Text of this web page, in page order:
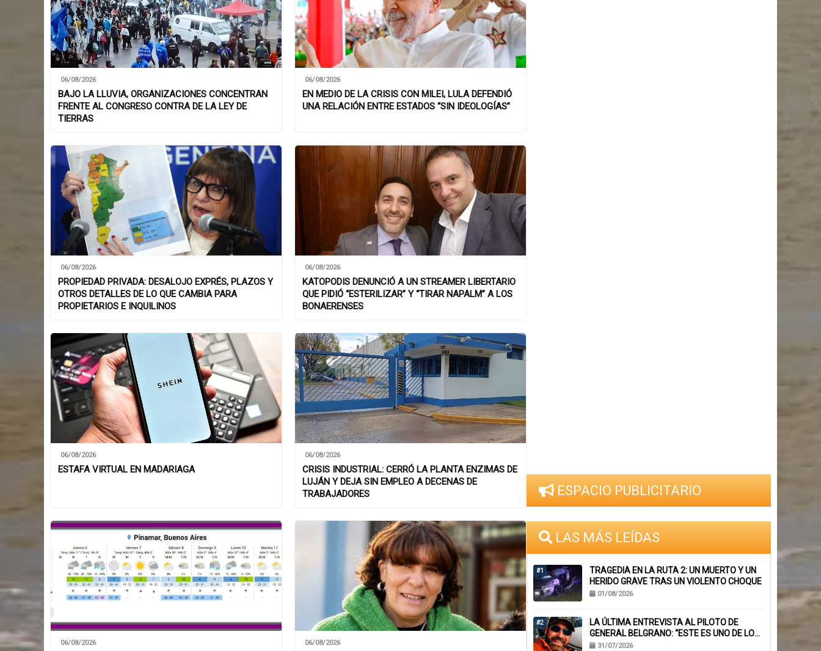
06/08/2026
BAJO LA LLUVIA, ORGANIZACIONES CONCENTRAN
FRENTE AL CONGRESO CONTRA DE LA LEY DE
TIERRAS
06/08/2026
EN MEDIO DE LA CRISIS CON MILEI, LULA DEFENDIÓ
UNA RELACIÓN ENTRE ESTADOS “SIN IDEOLOGÍAS”
06/08/2026
PROPIEDAD PRIVADA: DESALOJO EXPRÉS, PLAZOS Y
OTROS DETALLES DE LO QUE CAMBIA PARA
PROPIETARIOS E INQUILINOS
06/08/2026
KATOPODIS DENUNCIÓ A UN STREAMER LIBERTARIO
QUE PIDIÓ “ESTERILIZAR” Y “TIRAR NAPALM” A LOS
BONAERENSES
06/08/2026
ESTAFA VIRTUAL EN MADARIAGA
06/08/2026
CRISIS INDUSTRIAL: CERRÓ LA PLANTA ENZIMAS DE
LUJÁN Y DEJA SIN EMPLEO A DECENAS DE
TRABAJADORES
06/08/2026 06/08/2026
ESPACIO PUBLICITARIO
LAS MÁS LEÍDAS
#1
TRAGEDIA EN LA RUTA 2: UN MUERTO Y UN
HERIDO GRAVE TRAS UN VIOLENTO CHOQUE
01/08/2026
#2
LA ÚLTIMA ENTREVISTA AL PILOTO DE
GENERAL BELGRANO: “ESTE ES UNO DE LOS
TRABAJOS CON MÁS RIESGO”
31/07/2026